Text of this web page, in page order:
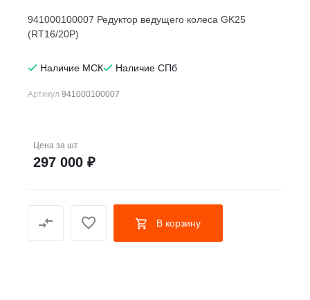
941000100007 Редуктор ведущего колеса GK25
(RT16/20P)
Наличие МСК Наличие СПб
Артикул 941000100007
Цена за шт
297 000 ₽
В корзину